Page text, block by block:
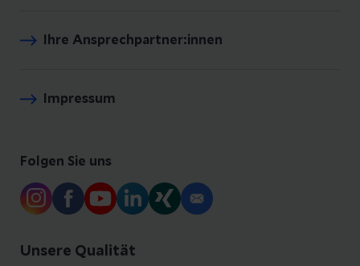
Ihre Ansprechpartner:innen
Impressum
Folgen Sie uns
Unsere Qualität